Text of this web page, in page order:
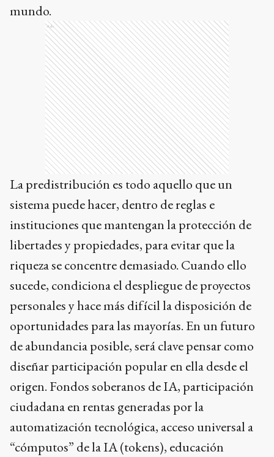
mundo.
Ads
La predistribución es todo aquello que un
sistema puede hacer, dentro de reglas e
instituciones que mantengan la protección de
libertades y propiedades, para evitar que la
riqueza se concentre demasiado. Cuando ello
sucede, condiciona el despliegue de proyectos
personales y hace más difícil la disposición de
oportunidades para las mayorías. En un futuro
de abundancia posible, será clave pensar como
diseñar participación popular en ella desde el
origen. Fondos soberanos de IA, participación
ciudadana en rentas generadas por la
automatización tecnológica, acceso universal a
“cómputos” de la IA (tokens), educación